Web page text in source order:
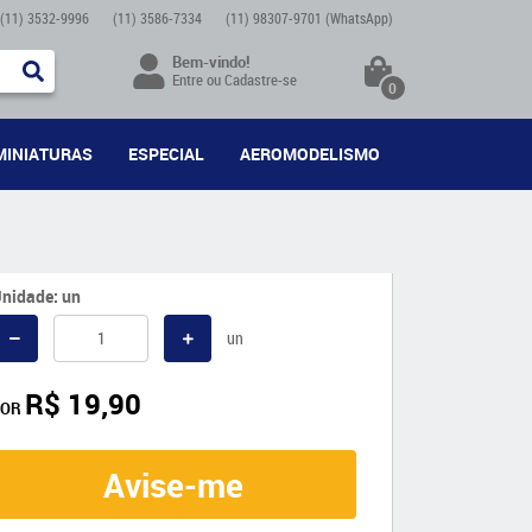
(11) 3532-9996 (11) 3586-7334 (11) 98307-9701 (WhatsApp)
Bem-vindo!
EntreouCadastre-se 0
ESPECIAL AEROMODELISMO
un
un
R$ 19,90
Avise-me